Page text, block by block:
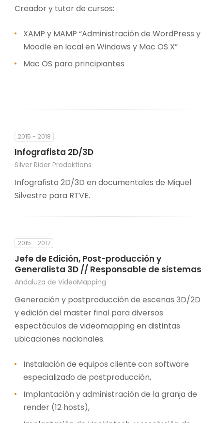
Creador y tutor de cursos:
XAMP y MAMP “Administración de WordPress y
Moodle en local en Windows y Mac OS X”
Mac OS para principiantes
2015 - 2018
Infografista 2D/3D
Silver Rider Prodaktions
Infografista 2D/3D en documentales de Miquel
Silvestre para RTVE.
2015 - 2017
Jefe de Edición, Post-producción y
Generalista 3D // Responsable de sistemas
Andaluza de VideoMapping
Generación y postproducción de escenas 3D/2D
y edición del master final para diversos
espectáculos de videomapping en distintas
ubicaciones nacionales.
Instalación de equipos cliente con software
especializado de postproducción,
Implantación y administración de la granja de
render (12 hosts),